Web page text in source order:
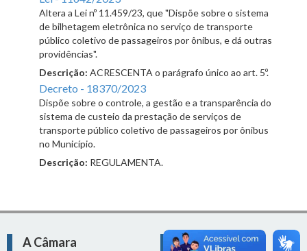
Altera a Lei nº 11.459/23, que "Dispõe sobre o sistema
de bilhetagem eletrônica no serviço de transporte
público coletivo de passageiros por ônibus, e dá outras
providências".
Descrição: ACRESCENTA o parágrafo único ao art. 5º.
Decreto - 18370/2023
Dispõe sobre o controle, a gestão e a transparência do
sistema de custeio da prestação de serviços de
transporte público coletivo de passageiros por ônibus
no Município.
Descrição: REGULAMENTA.
A Câmara
Atividade